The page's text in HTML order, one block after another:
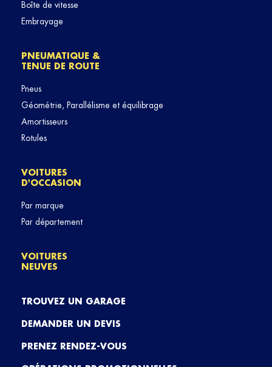
Boîte de vitesse
Embrayage
PNEUMATIQUE &
TENUE DE ROUTE
Pneus
Géométrie, Parallélisme et équilibrage
Amortisseurs
Rotules
VOITURES
D'OCCASION
Par marque
Par département
VOITURES
NEUVES
TROUVEZ UN GARAGE
DEMANDER UN DEVIS
PRENEZ RENDEZ-VOUS